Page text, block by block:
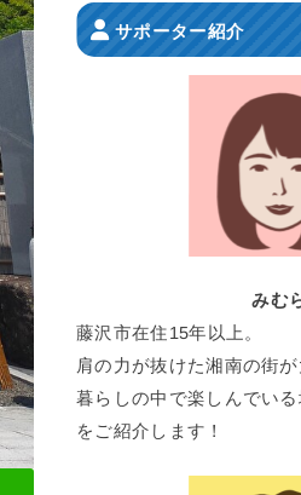
サポーター紹介
みむ
藤沢市在住15年以上。
肩の力が抜けた湘南の街が
暮らしの中で楽しんでい
をご紹介します！